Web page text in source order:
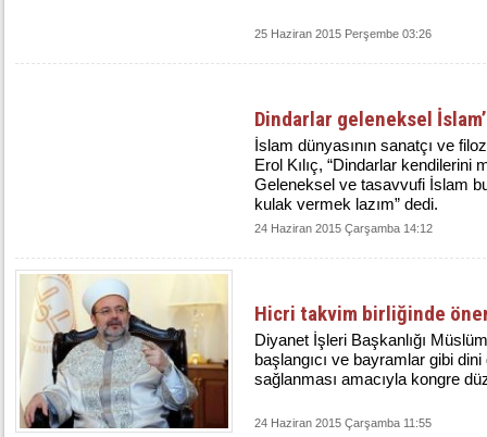
25 Haziran 2015 Perşembe 03:26
Dindarlar geleneksel
İslam dünyasının sanatçı ve
Erol Kılıç, “Dindarlar kendilerini
Geleneksel ve tasavvufi İslam
kulak vermek lazım” dedi.
24 Haziran 2015 Çarşamba 14:12
Hicri takvim birliğinde
Diyanet İşleri Başkanlığı
başlangıcı ve bayramlar gibi
sağlanması amacıyla kongre
24 Haziran 2015 Çarşamba 11:55